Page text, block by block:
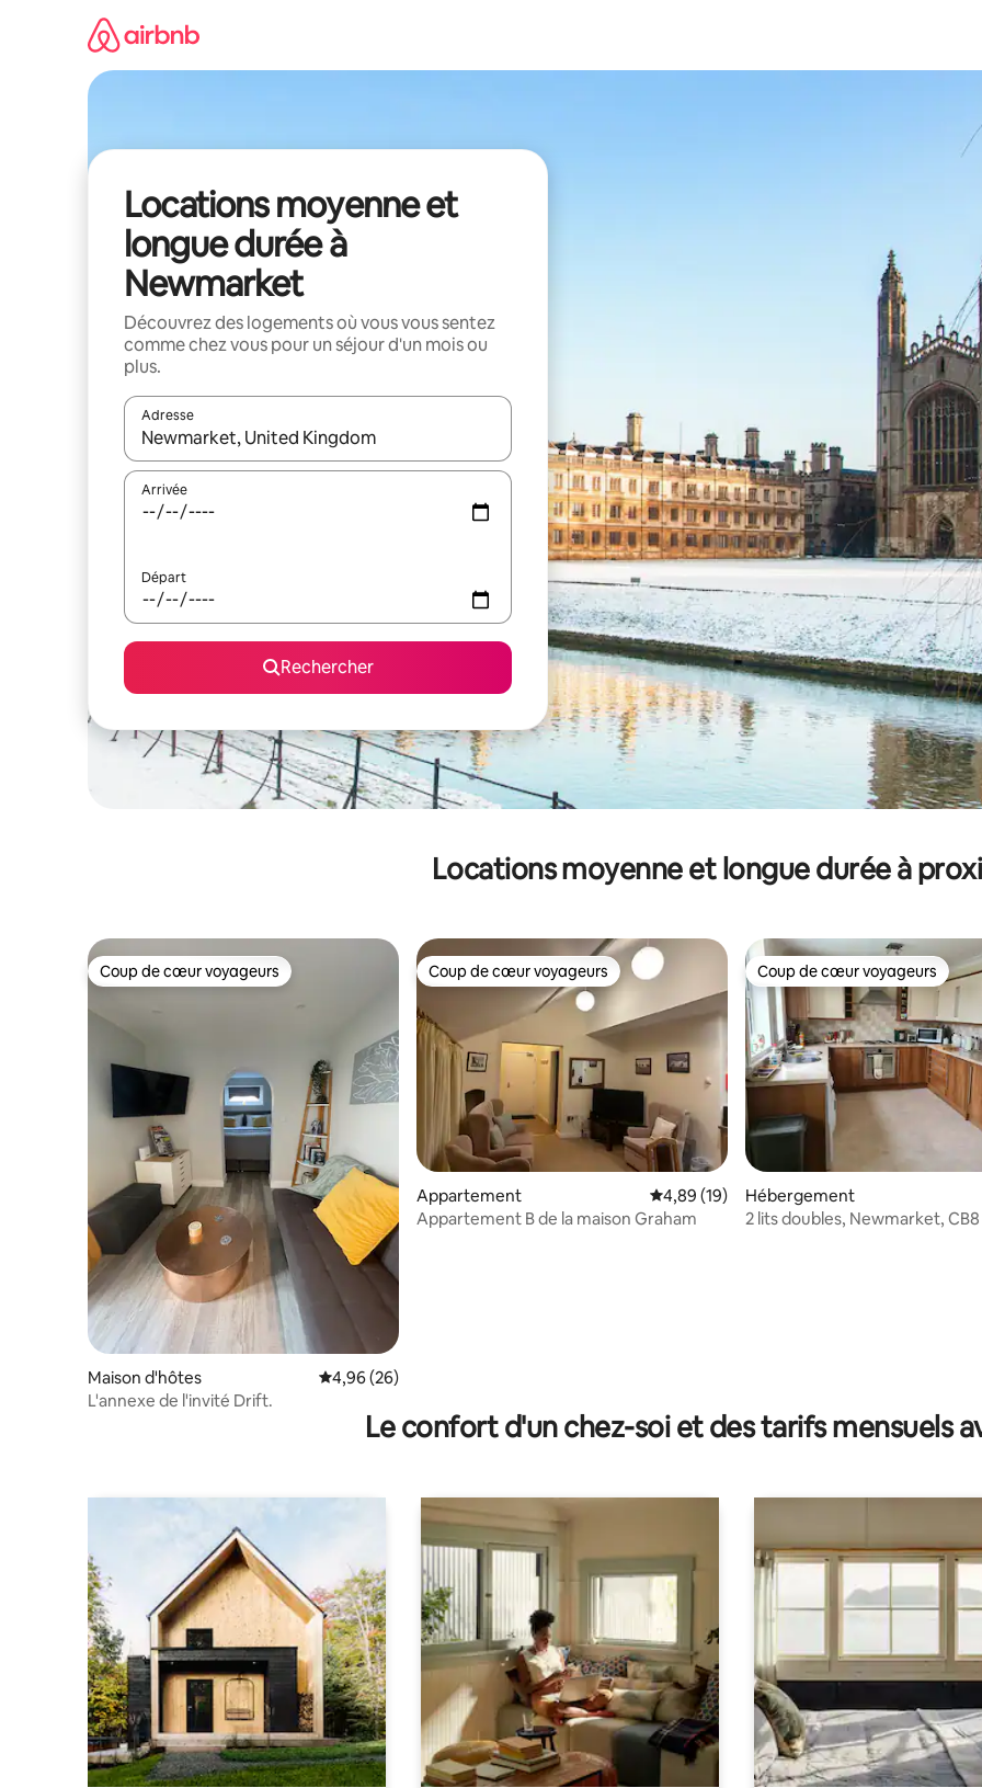
Locations moyenne et
longue durée à
Newmarket
Découvrez des logements où vous vous sentez
comme chez vous pour un séjour d'un mois ou
plus.
Adresse
Lorsque les résultats s'affichent, utilisez les flèches vers le haut et vers le bas pour les parcourir ou en appuyant et en
Arrivée
Départ
Rechercher
Locations moyenne et longue durée à
Coup de cœur voyageurs
Coup de cœur voyageurs
Maison d'hôtes Évaluation moyenne sur la base de 26 commentaires : 4,96 sur 5
4,96 (26)
L'annexe de l'invité Drift.
Coup de cœur voyageurs
Coup de cœur voyageurs
Appartement Évaluation moyenne sur la base de 19
4,89 (19)
Appartement B de la maison Graham
Coup de cœur voyageurs
Coup de cœur voyageurs
Hébergement
2 lits doubles, Newmarket, CB8
Le confort d'un chez-soi et des tarifs mensuels